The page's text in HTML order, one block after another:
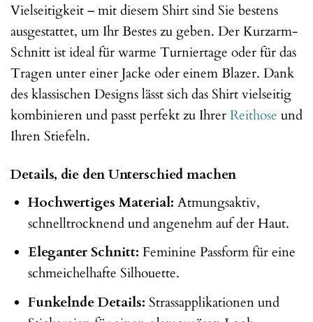
Vielseitigkeit – mit diesem Shirt sind Sie bestens
ausgestattet, um Ihr Bestes zu geben. Der Kurzarm-
Schnitt ist ideal für warme Turniertage oder für das
Tragen unter einer Jacke oder einem Blazer. Dank
des klassischen Designs lässt sich das Shirt vielseitig
kombinieren und passt perfekt zu IhrerReithose und
Ihren Stiefeln.
Details, die den Unterschied machen
Hochwertiges Material: Atmungsaktiv,
schnelltrocknend und angenehm auf der Haut.
Eleganter Schnitt: Feminine Passform für eine
schmeichelhafte Silhouette.
Funkelnde Details: Strassapplikationen und